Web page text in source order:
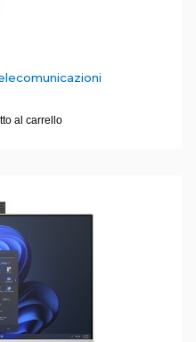
al carrello